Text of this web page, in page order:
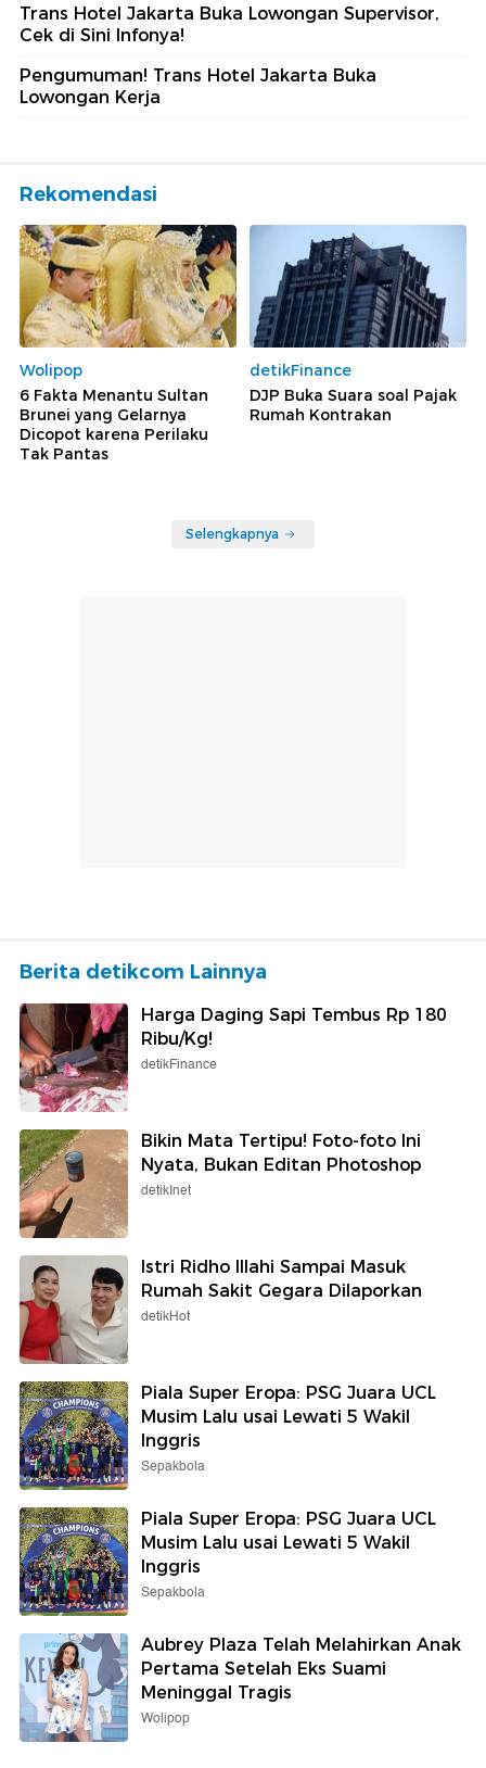
Trans Hotel Jakarta Buka Lowongan Supervisor,
Cek di Sini Infonya!
Pengumuman! Trans Hotel Jakarta Buka
Lowongan Kerja
Rekomendasi
Wolipop
6 Fakta Menantu Sultan
Brunei yang Gelarnya
Dicopot karena Perilaku
Tak Pantas
detikFinance
DJP Buka Suara soal Pajak
Rumah Kontrakan
Selengkapnya
Berita detikcom Lainnya
Harga Daging Sapi Tembus Rp 180
Ribu/Kg!
detikFinance
Bikin Mata Tertipu! Foto-foto Ini
Nyata, Bukan Editan Photoshop
detikInet
Istri Ridho Illahi Sampai Masuk
Rumah Sakit Gegara Dilaporkan
detikHot
Piala Super Eropa: PSG Juara UCL
Musim Lalu usai Lewati 5 Wakil
Inggris
Sepakbola
Piala Super Eropa: PSG Juara UCL
Musim Lalu usai Lewati 5 Wakil
Inggris
Sepakbola
Aubrey Plaza Telah Melahirkan Anak
Pertama Setelah Eks Suami
Meninggal Tragis
Wolipop